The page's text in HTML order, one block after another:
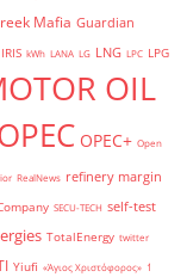
Mafia Guardian
IRIS kWh LANA LG LNG LPC LPG
OIL
OPEC+ Open
RealNews refinery margin
SECU-TECH self-test
TotalEnergy twitter
Yiufi «Άγιος Χριστόφορος» ΄1